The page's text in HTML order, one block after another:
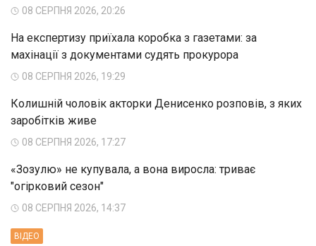
08 СЕРПНЯ 2026, 20:26
На експертизу приїхала коробка з газетами: за
махінації з документами судять прокурора
08 СЕРПНЯ 2026, 19:29
Колишній чоловік акторки Денисенко розповів, з яких
заробітків живе
08 СЕРПНЯ 2026, 17:27
«Зозулю» не купувала, а вона виросла: триває
"огірковий сезон"
08 СЕРПНЯ 2026, 14:37
ВIДЕО